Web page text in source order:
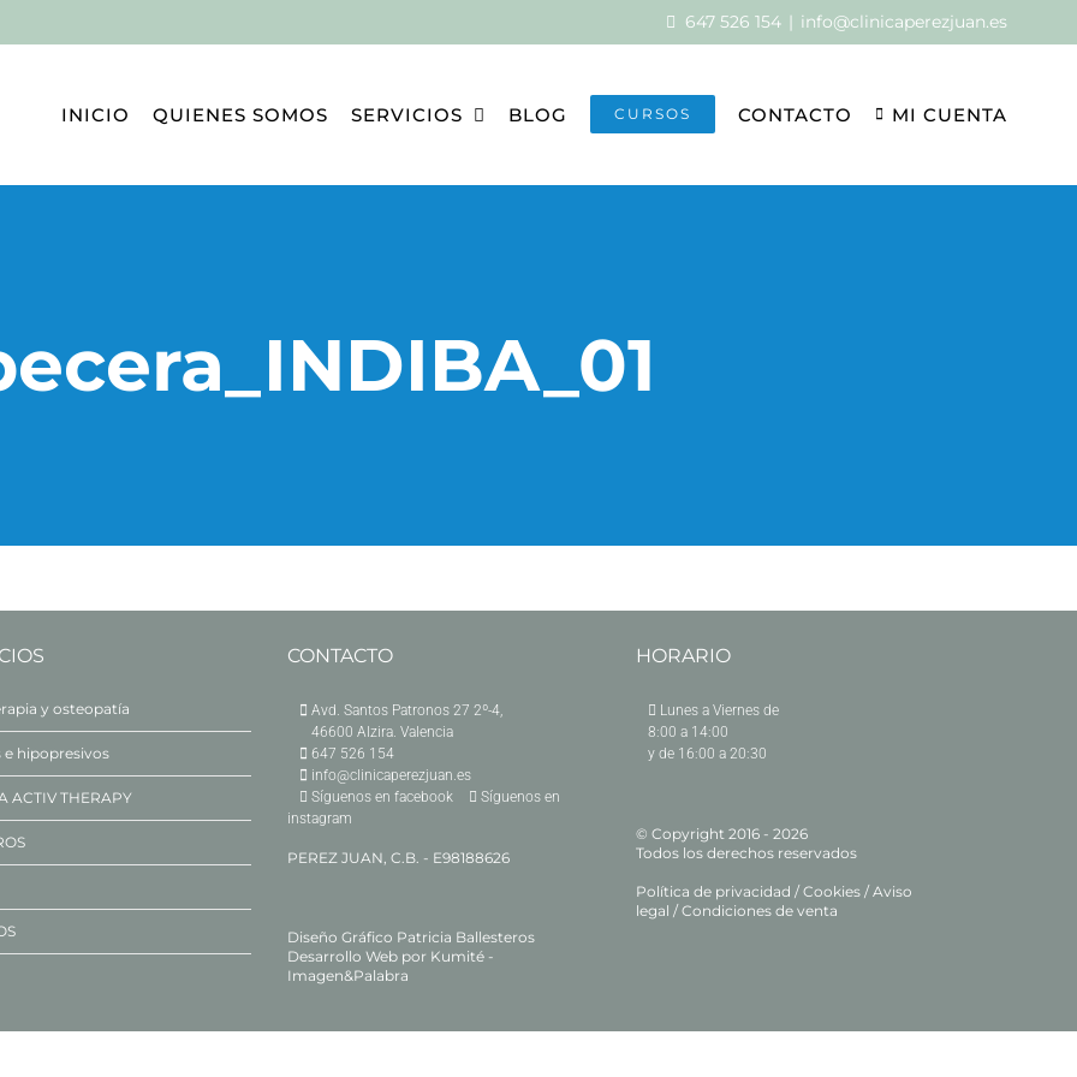
647 526 154 | info@clinicaperezjuan.es
INICIO QUIENES SOMOS SERVICIOS BLOG CURSOS CONTACTO MI CUENTA
y osteopatía
e hipopresivos
ACTIV THERAPY
CONTACTO
Avd. Santos Patronos 27 2º-4,
46600 Alzira. Valencia
647 526 154
info@clinicaperezjuan.es
Síguenos en facebook
Síguenos en
instagram
PEREZ JUAN, C.B. - E98188626
Diseño Gráfico Patricia Ballesteros
Desarrollo Web por Kumité -
Imagen&Palabra
HORARIO
Lunes a Viernes de
8:00 a 14:00
y de 16:00 a 20:30
© Copyright 2016 - 2026
Todos los derechos reservados
Política de privacidad /Cookies/Aviso
legal /Condiciones de venta